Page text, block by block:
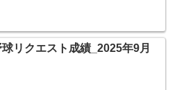
リクエスト成績_2025年9月